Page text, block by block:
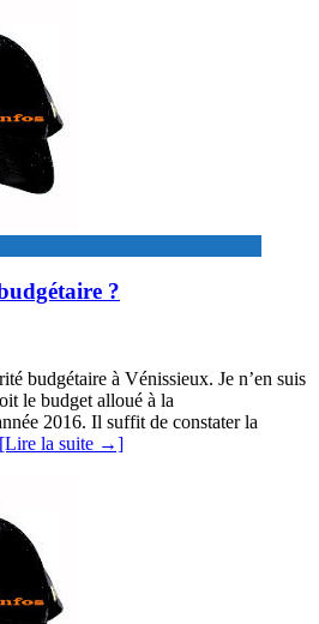
?
budgétaire à Vénissieux. Je n’en suis
le budget alloué à la
2016. Il suffit de constater la
[Lire la suite →]